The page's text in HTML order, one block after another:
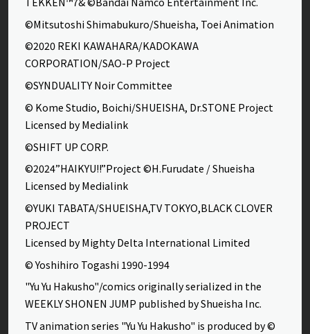
©Mitsutoshi Shimabukuro/Shueisha, Toei Animation
©2020 REKI KAWAHARA/KADOKAWA
CORPORATION/SAO-P Project
©SYNDUALITY Noir Committee
© Kome Studio, Boichi/SHUEISHA, Dr.STONE Project
Licensed by Medialink
©SHIFT UP CORP.
©2024”HAIKYU!!”Project ©H.Furudate / Shueisha
Licensed by Medialink
©YUKI TABATA/SHUEISHA,TV TOKYO,BLACK CLOVER
PROJECT
Licensed by Mighty Delta International Limited
© Yoshihiro Togashi 1990-1994
"Yu Yu Hakusho"/comics originally serialized in the
WEEKLY SHONEN JUMP published by Shueisha Inc.
TV animation series "Yu Yu Hakusho" is produced by ©